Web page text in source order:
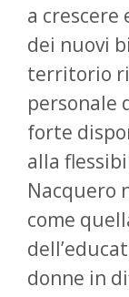
a crescere
dei nuovi
territorio
personale
forte
alla
Nacquero
come
donne in